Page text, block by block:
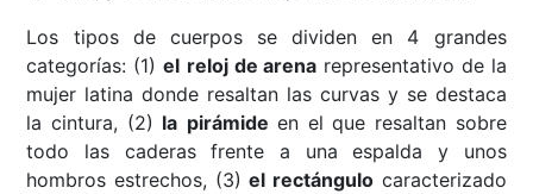
Los tipos de cuerpos se dividen en 4 grandes
categorías: (1) el reloj de arena representativo de la
mujer latina donde resaltan las curvas y se destaca
la cintura, (2) la pirámide en el que resaltan sobre
todo las caderas frente a una espalda y unos
hombros estrechos, (3) el rectángulocaracterizado